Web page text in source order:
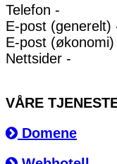
Telefon -
E-post (generelt)
E-post (økonomi)
Nettsider -
VÅRE
Domene